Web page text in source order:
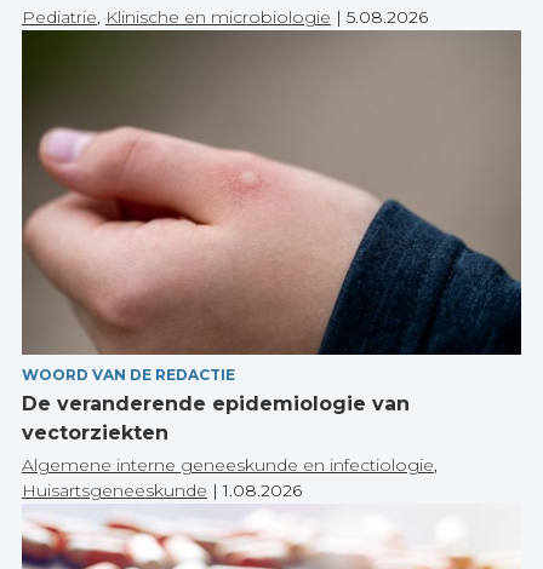
Pediatrie, Klinische en microbiologie | 5.08.2026
WOORD VAN DE REDACTIE
De veranderende epidemiologie van
vectorziekten
Algemene interne geneeskunde en infectiologie,
Huisartsgeneeskunde |1.08.2026